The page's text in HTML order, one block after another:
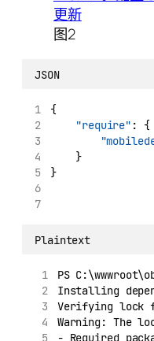
图2
JSON
{
"require" : {
    }
}
Plaintext
PS
Installing
Verifying lock
Warning: The
- Required